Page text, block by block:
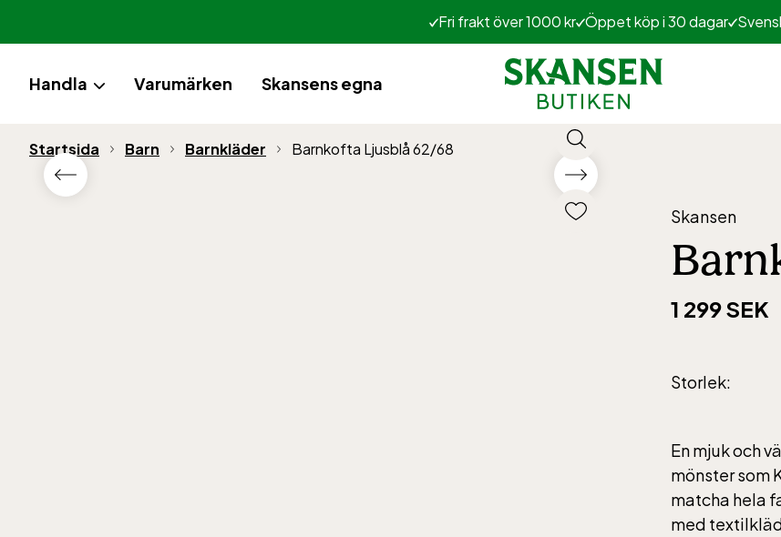
Fri frakt över 1000 kr Öppet köp i 30 dagar
Handla Varumärken Skansens egna
Startsida Barn Barnkläder Barnkofta Ljusblå 62/68
Skansen
1 299 SEK
Storlek:
En mjuk och
mönster som
matcha hela
med